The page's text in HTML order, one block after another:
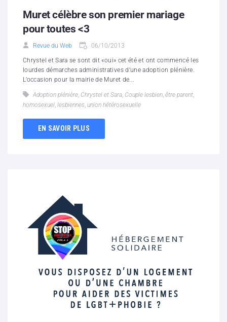
Muret célèbre son premier mariage
pour toutes <3
Revue du Web 06/10/2013
Chrystel et Sara se sont dit «oui» cet été et ont commencé les
lourdes démarches administratives d’une adoption plénière.
L’occasion pour la mairie de Muret de...
Adoption plénière, Chrystel et Sara, Couple lesbien, être parent,
homosexuel, lesbiennes, union hétérosexuelle
EN SAVOIR PLUS